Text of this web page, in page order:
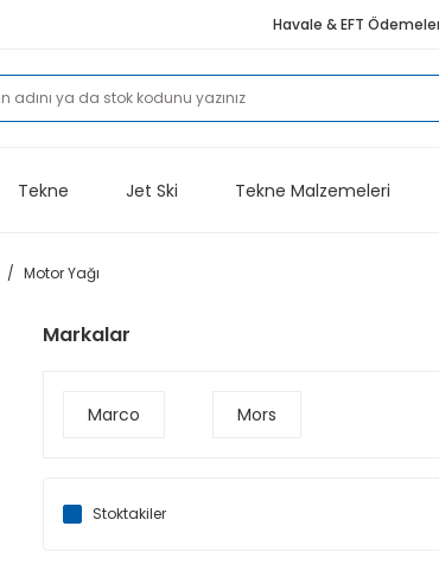
Havale & EFT
Tekne Jet Ski Tekne Malzemeleri
Motor Yağı
Markalar
Marco Mors
Stoktakiler